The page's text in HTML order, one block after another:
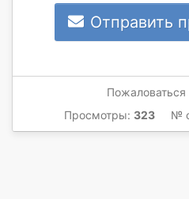
Отправить
Просмотры: 323 №